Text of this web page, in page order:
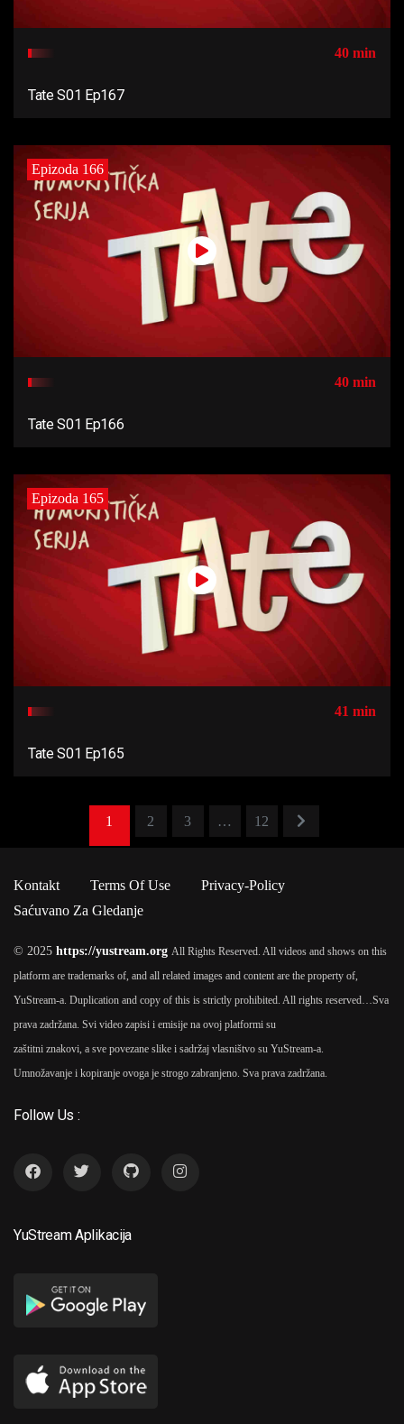
40 min
Tate S01 Ep167
Epizoda 166
40 min
Tate S01 Ep166
Epizoda 165
41 min
Tate S01 Ep165
1 2 3 … 12
Kontakt Terms Of Use
Privacy-Policy
Saćuvano Za Gledanje
© 2025 https://yustream.org All Rights Reserved. All videos and shows on this
platform are trademarks of, and all related images and content are the property of,
YuStream-a. Duplication and copy of this is strictly prohibited. All rights reserved… Sva
prava zadržana. Svi video zapisi i emisije na ovoj platformi su
zaštitni znakovi, a sve povezane slike i sadržaj vlasništvo su YuStream-a.
Umnožavanje i kopiranje ovoga je strogo zabranjeno. Sva prava zadržana.
Follow Us :
YuStream Aplikacija